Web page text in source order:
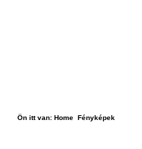
Ön itt van: Home Fényképek